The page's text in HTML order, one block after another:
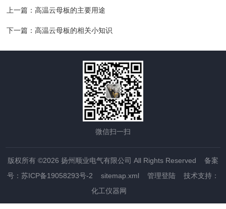
上一篇：高温云母板的主要用途
下一篇：高温云母板的相关小知识
微信扫一扫
版权所有 ©2026 扬州顺业电气有限公司 All Rights Reserved 备案
号：苏ICP备19058293号-2
sitemap.xml 管理登陆 技术支持：
化工仪器网